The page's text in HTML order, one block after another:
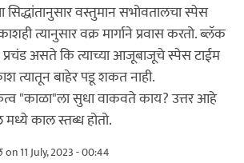
वस्तुमान सभोवतालचा स्पेस
त्यानुसार वक्र मार्गाने प्रवास करतो. ब्लॅक
असते कि त्याच्या आजूबाजूचे स्पेस टाईम
त्यातून बाहेर पडू शकत नाही.
"काळा"ला सुधा वाकवते काय? उत्तर आहे
काल स्तब्ध होतो.
on 11 July, 2023 - 00:44